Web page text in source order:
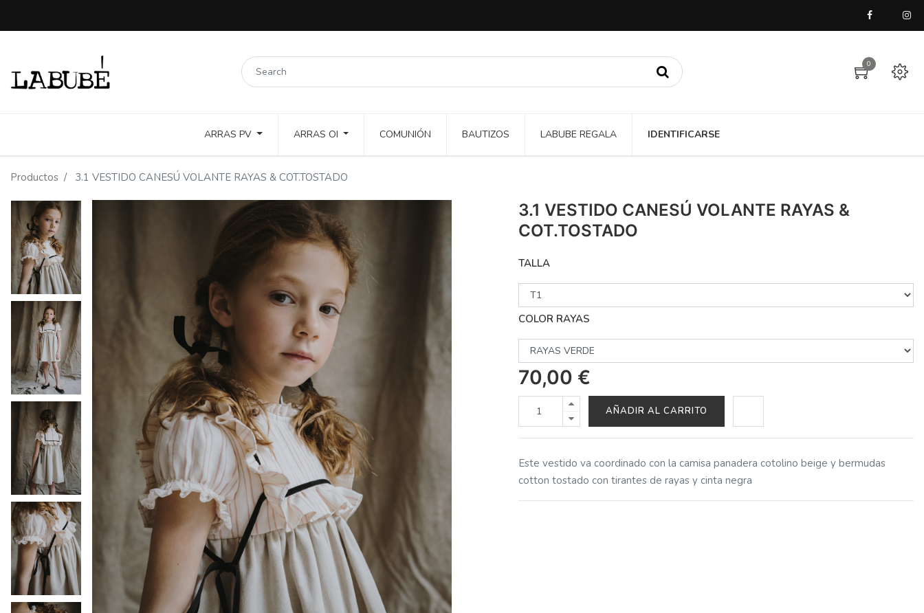
0
ARRAS PV ARRAS OI COMUNIÓN BAUTIZOS LABUBE REGALA IDENTIFICARSE
Productos 3.1 VESTIDO CANESÚ VOLANTE RAYAS & COT.TOSTADO
3.1 VESTIDO CANESÚ VOLANTE RAYAS &
COT.TOSTADO
TALLA
COLOR RAYAS
70,00 €
AÑADIR AL CARRITO
Este vestido va coordinado con la camisa panadera cotolino beige y bermudas
cotton tostado con tirantes de rayas y cinta negra